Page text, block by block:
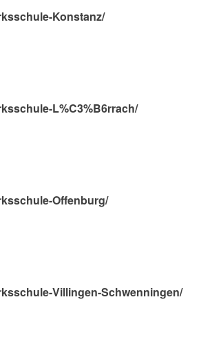
Konstanz/
L%C3%B6rrach/
Offenburg/
Villingen-Schwenningen/